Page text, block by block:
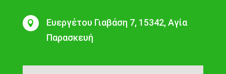

Ευεργέτου Γιαβάση 7, 15342, Αγία
Παρασκευή